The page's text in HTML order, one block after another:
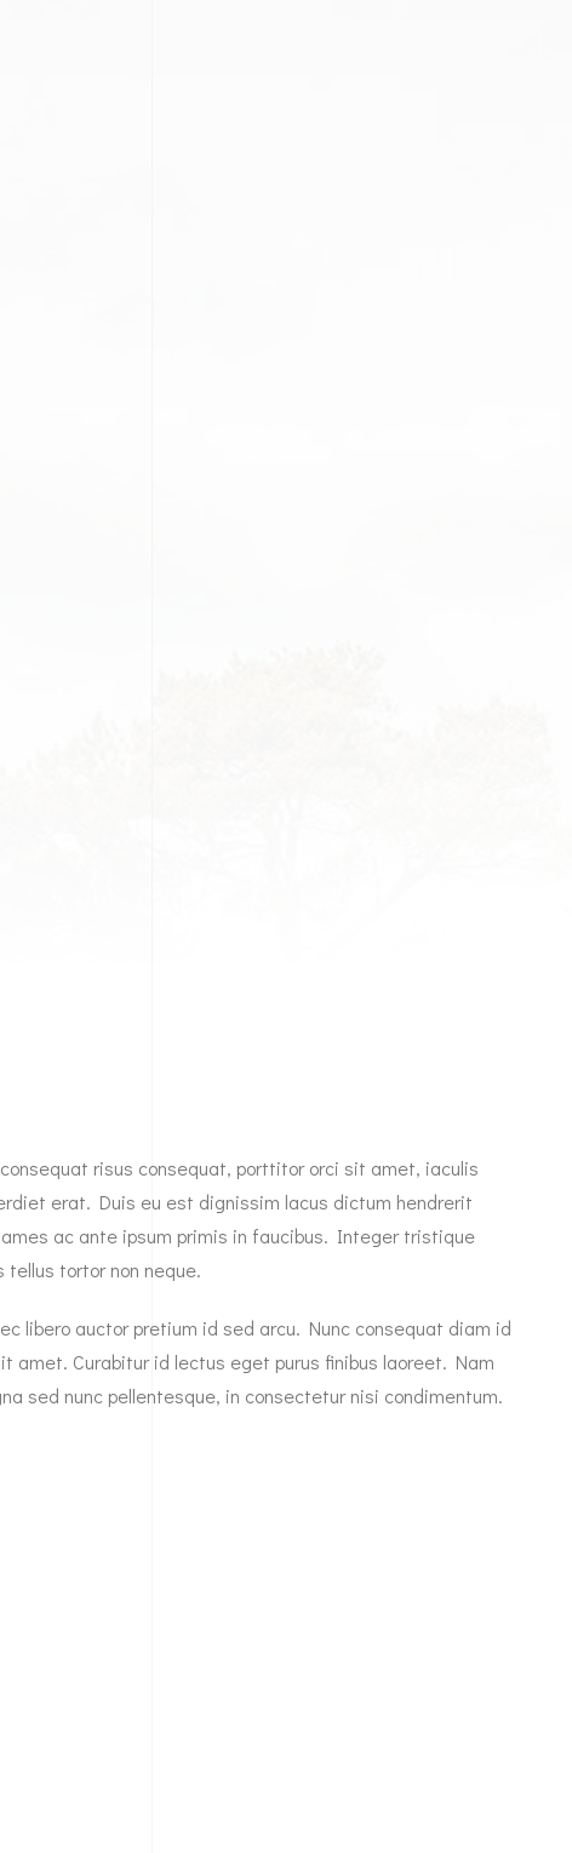
risus consequat, porttitor orci sit amet, iaculis
erat. Duis eu est dignissim lacus dictum hendrerit
ac ante ipsum primis in faucibus. Integer tristique
tortor non neque.
libero auctor pretium id sed arcu. Nunc consequat diam id
amet. Curabitur id lectus eget purus finibus laoreet. Nam
sed nunc pellentesque, in consectetur nisi condimentum.